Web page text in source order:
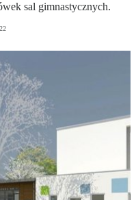
sal gimnastycznych.